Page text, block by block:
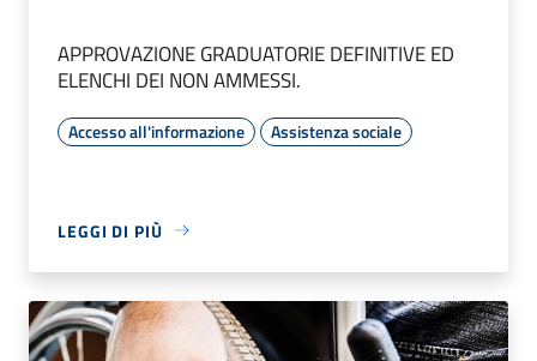
APPROVAZIONE GRADUATORIE DEFINITIVE ED
ELENCHI DEI NON AMMESSI.
Accesso all'informazione Assistenza sociale
LEGGI DI PIÙ